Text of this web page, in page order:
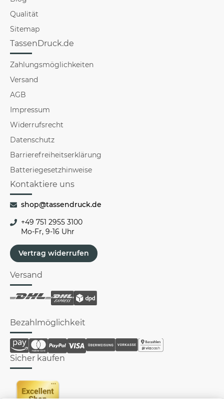
Qualität
Sitemap
TassenDruck.de
Zahlungsmöglichkeiten
Versand
AGB
Impressum
Widerrufsrecht
Datenschutz
Barrierefreiheitserklärung
Batteriegesetzhinweise
Kontaktiere uns
shop@tassendruck.de
+49 751 2955 3100
Mo-Fr, 9-16 Uhr
Vertrag widerrufen
Versand
Bezahlmöglichkeit
Sicher kaufen